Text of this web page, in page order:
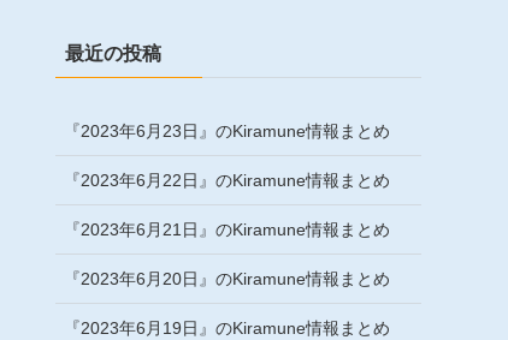
最近の投稿
『2023年6月23日』のKiramune情報まとめ
『2023年6月22日』のKiramune情報まとめ
『2023年6月21日』のKiramune情報まとめ
『2023年6月20日』のKiramune情報まとめ
『2023年6月19日』のKiramune情報まとめ